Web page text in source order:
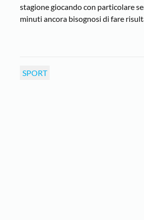
stagione giocando con particolare
minuti ancora bisognosi di fare
SPORT